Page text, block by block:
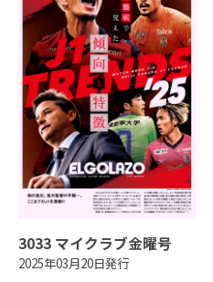
3033 マイクラブ金曜号
2025年03月20日発行